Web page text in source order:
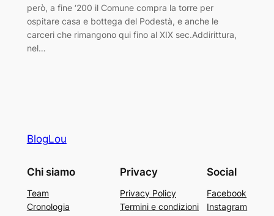
però, a fine ‘200 il Comune compra la torre per
ospitare casa e bottega del Podestà, e anche le
carceri che rimangono qui fino al XIX sec.Addirittura,
nel…
BlogLou
Chi siamo
Team
Cronologia
Privacy
Privacy Policy
Termini e condizioni
Social
Facebook
Instagram